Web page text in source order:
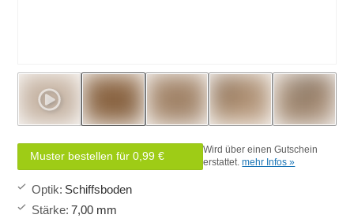
Muster bestellen für 0,99 €
Wird über einen Gutschein
erstattet.mehr Infos »
Optik: Schiffsboden
Stärke: 7,00 mm